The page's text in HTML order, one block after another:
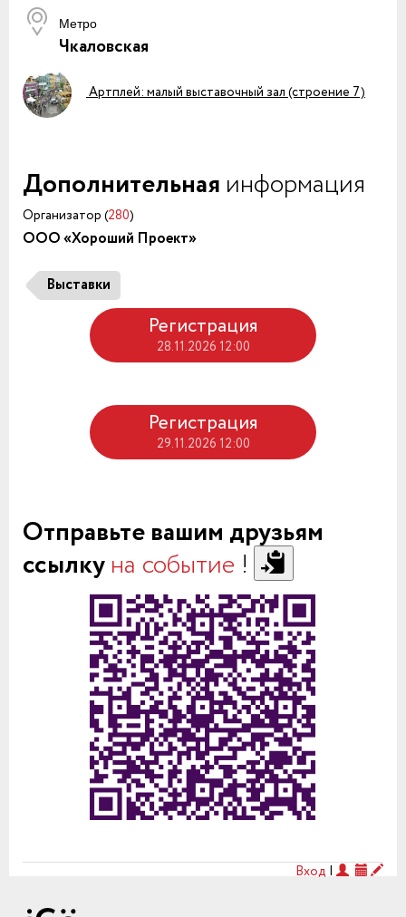
Метро
Чкаловская
Артплей: малый выставочный зал (строение 7)
Дополнительная информация
Организатор (280)
ООО «Хороший Проект»
Выставки
Регистрация
28.11.2026 12:00
Регистрация
29.11.2026 12:00
Отправьте вашим друзьям
ссылкуна событие !
Вход |